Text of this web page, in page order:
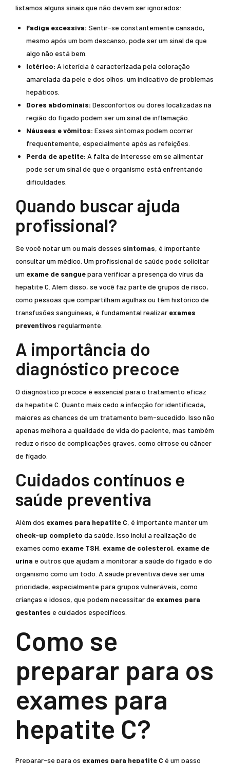
listamos alguns sinais que não devem ser ignorados:
Fadiga excessiva: Sentir-se constantemente cansado,
mesmo após um bom descanso, pode ser um sinal de que
algo não está bem.
Ictérico: A icterícia é caracterizada pela coloração
amarelada da pele e dos olhos, um indicativo de problemas
hepáticos.
Dores abdominais: Desconfortos ou dores localizadas na
região do fígado podem ser um sinal de inflamação.
Náuseas e vômitos: Esses sintomas podem ocorrer
frequentemente, especialmente após as refeições.
Perda de apetite: A falta de interesse em se alimentar
pode ser um sinal de que o organismo está enfrentando
dificuldades.
Quando buscar ajuda
profissional?
Se você notar um ou mais desses sintomas, é importante
consultar um médico. Um profissional de saúde pode solicitar
um exame de sanguepara verificar a presença do vírus da
hepatite C. Além disso, se você faz parte de grupos de risco,
como pessoas que compartilham agulhas ou têm histórico de
transfusões sanguíneas, é fundamental realizar exames
preventivos regularmente.
A importância do
diagnóstico precoce
O diagnóstico precoce é essencial para o tratamento eficaz
da hepatite C. Quanto mais cedo a infecção for identificada,
maiores as chances de um tratamento bem-sucedido. Isso não
apenas melhora a qualidade de vida do paciente, mas também
reduz o risco de complicações graves, como cirrose ou câncer
de fígado.
Cuidados contínuos e
saúde preventiva
Além dos exames para hepatite C, é importante manter um
check-up completo da saúde. Isso inclui a realização de
exames como exame TSH, exame de colesterol, exame de
urina e outros que ajudam a monitorar a saúde do fígado e do
organismo como um todo. A saúde preventiva deve ser uma
prioridade, especialmente para grupos vulneráveis, como
crianças e idosos, que podem necessitar de exames para
gestantes e cuidados específicos.
Como se
preparar para os
exames para
hepatite C?
Preparar-se para os exames para hepatite C é um passo